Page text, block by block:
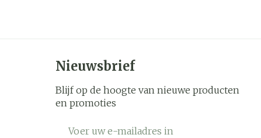
Nieuwsbrief
Blijf op de hoogte van nieuwe producten
en promoties